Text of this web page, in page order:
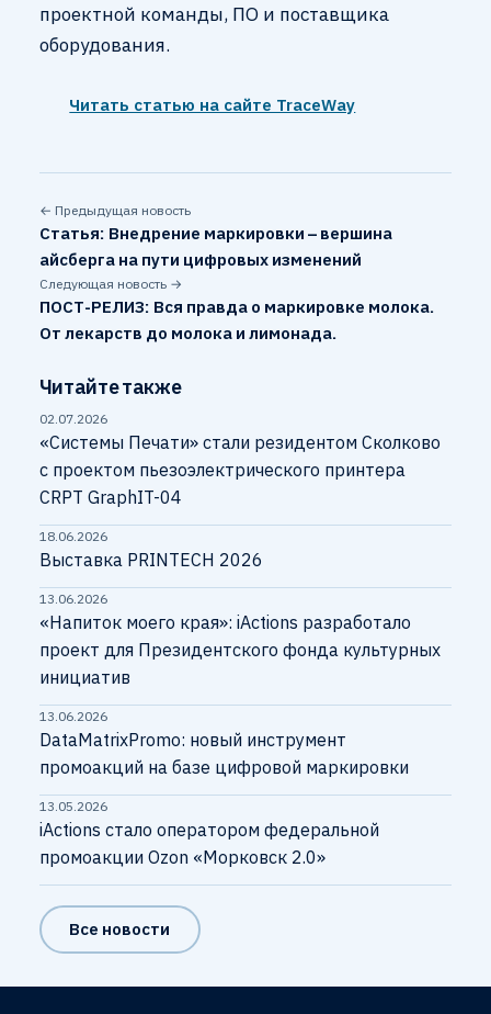
проектной команды, ПО и поставщика
оборудования.
Читать статью на сайте TraceWay
← Предыдущая новость
Статья: Внедрение маркировки – вершина
айсберга на пути цифровых изменений
Следующая новость →
ПОСТ-РЕЛИЗ: Вся правда о маркировке молока.
От лекарств до молока и лимонада.
Читайте также
02.07.2026
«Системы Печати» стали резидентом Сколково
с проектом пьезоэлектрического принтера
CRPT GraphIT-04
18.06.2026
Выставка PRINTECH 2026
13.06.2026
«Напиток моего края»: iActions разработало
проект для Президентского фонда культурных
инициатив
13.06.2026
DataMatrixPromo: новый инструмент
промоакций на базе цифровой маркировки
13.05.2026
iActions стало оператором федеральной
промоакции Ozon «Морковск 2.0»
Все новости